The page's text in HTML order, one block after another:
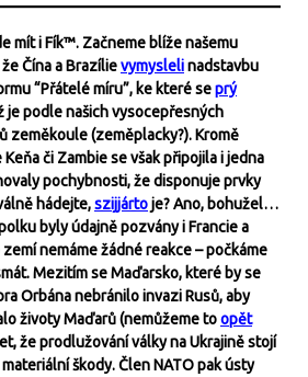
mít i Fík™. Začneme blíže našemu
Čína a Brazílievymyslelinadstavbu
“Přátelé míru”, ke které seprý
je podle našich vysocepřesných
zeměkoule (zeměplacky?). Kromě
či Zambie se však připojila i jedna
pochybnosti, že disponuje prvky
hádejte,szijjártoje? Ano, bohužel…
byly údajně pozvány i Francie a
nemáme žádné reakce – počkáme
Mezitím se Maďarsko, které by se
Orbána nebránilo invazi Rusů, aby
životy Maďarů (nemůžeme toopět
že prodlužování války na Ukrajině stojí
škody. Člen NATO pak ústy